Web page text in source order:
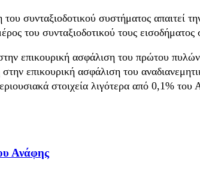
συνταξιοδοτικού συστήματος απαιτεί
του συνταξιοδοτικού τους εισοδήματος
επικουρική ασφάλιση του πρώτου
επικουρική ασφάλιση του
στοιχεία λιγότερα από 0,1%
Ανάφης